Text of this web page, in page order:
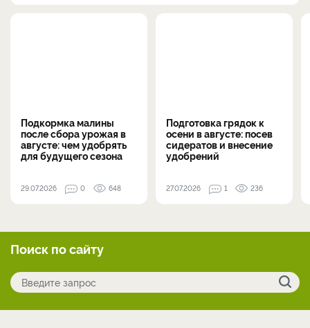
Подкормка малины
после сбора урожая в
августе: чем удобрять
для будущего сезона
29.07.2026 0 648
Подготовка грядок к
осени в августе: посев
сидератов и внесение
удобрений
27.07.2026 1 236
Поиск по сайту